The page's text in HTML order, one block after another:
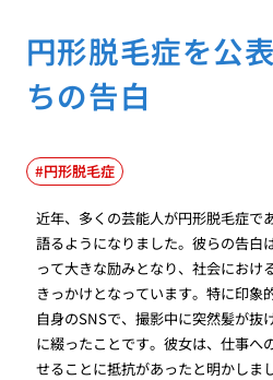
円形脱毛症を公
ちの告白
円形脱毛症
近年、多くの芸能人が円形脱毛症で
語るようになりました。彼らの告白
って大きな励みとなり、社会におけ
きっかけとなっています。特に印象
自身のSNSで、撮影中に突然髪が抜
に綴ったことです。彼女は、仕事へ
せることに抵抗があったと明かしま